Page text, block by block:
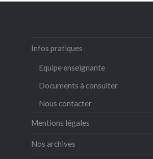
Infos pratiques
Equipe enseignante
Documents à consulter
Nous contacter
Mentions légales
Nos archives